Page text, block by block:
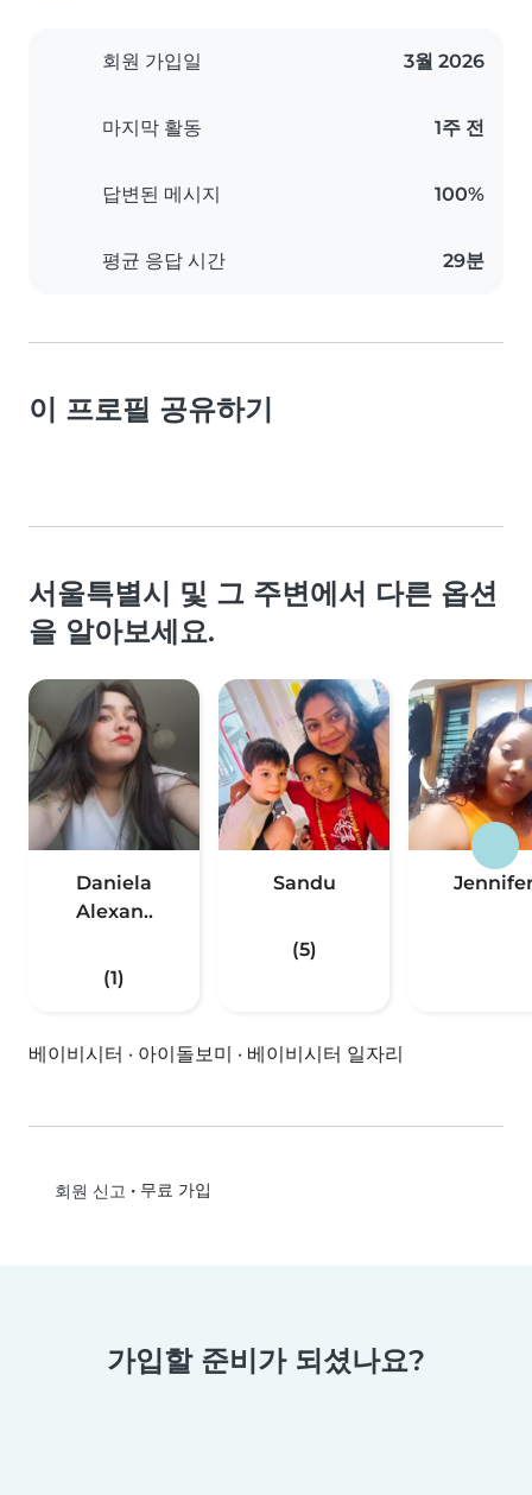
회원 가입일 3월 2026
마지막 활동 1주 전
답변된 메시지 100%
평균 응답 시간 29분
이 프로필 공유하기
서울특별시 및 그 주변에서 다른 옵션
을 알아보세요.
Daniela
Alexan..
(1)
Sandu
(5)
베이비시터 · 아이돌보미 · 베이비시터 일자리
회원 신고 • 무료 가입
가입할 준비가 되셨나요?